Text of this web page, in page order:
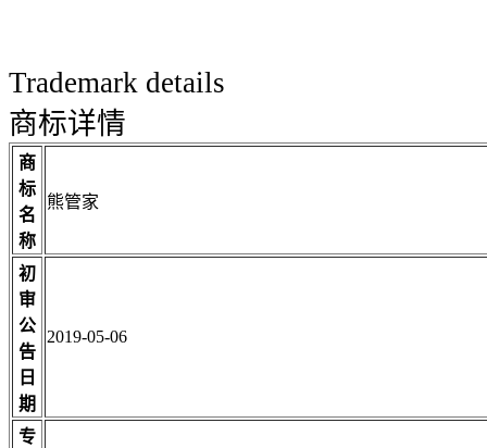
Trademark details
商标详情
商
标
名
称
熊管家
初
审
公
告
日
期
2019-05-06
专